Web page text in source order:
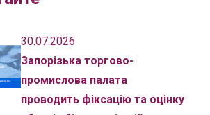
30.07.2026
Запорізька торгово-
промислова палата
проводить фіксацію та оцінку